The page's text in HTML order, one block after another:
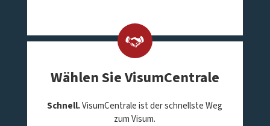
Wählen Sie VisumCentrale
Schnell.VisumCentrale ist der schnellste Weg
zum Visum.